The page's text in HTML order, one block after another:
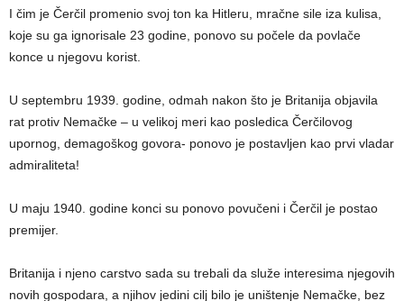
I čim je Čerčil promenio svoj ton ka Hitleru, mračne sile iza kulisa,
koje su ga ignorisale 23 godine, ponovo su počele da povlače
konce u njegovu korist.
U septembru 1939. godine, odmah nakon što je Britanija objavila
rat protiv Nemačke – u velikoj meri kao posledica Čerčilovog
upornog, demagoškog govora- ponovo je postavljen kao prvi vladar
admiraliteta!
U maju 1940. godine konci su ponovo povučeni i Čerčil je postao
premijer.
Britanija i njeno carstvo sada su trebali da služe interesima njegovih
novih gospodara, a njihov jedini cilj bilo je uništenje Nemačke, bez